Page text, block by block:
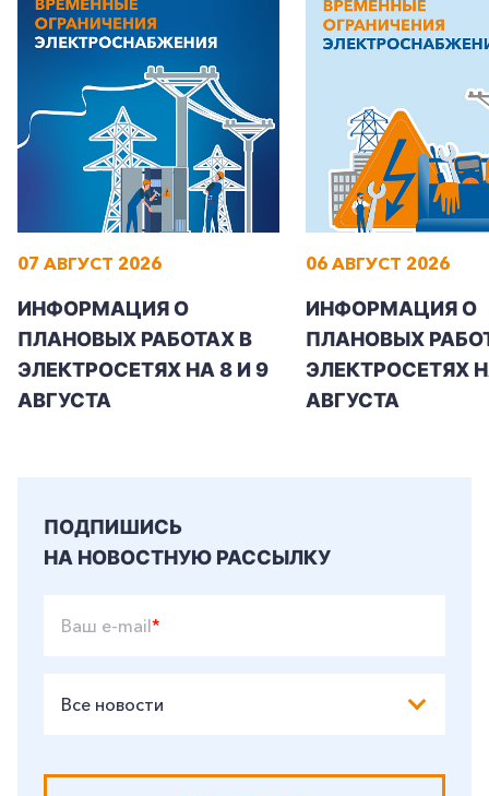
07 АВГУСТ 2026
ИНФОРМАЦИЯ О
ПЛАНОВЫХ РАБОТАХ В
ЭЛЕКТРОСЕТЯХ НА 8 И 9
АВГУСТА
06 АВГУСТ 2026
ИНФОРМАЦИЯ О
ПЛАНОВЫХ
ЭЛЕКТРОСЕТЯХ
АВГУСТА
ПОДПИШИСЬ
НА НОВОСТНУЮ РАССЫЛКУ
Ваш e-mail*
Все новости